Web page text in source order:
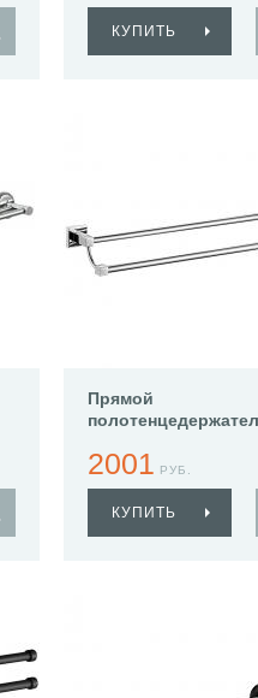
КУПИТЬ
Прямой
2001 РУБ.
КУПИТЬ